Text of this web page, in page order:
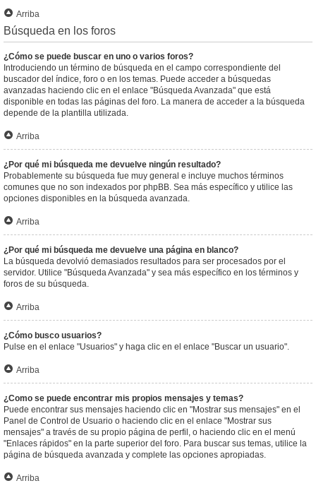
Arriba
Búsqueda en los foros
¿Cómo se puede buscar en uno o varios foros?
Introduciendo un término de búsqueda en el campo correspondiente del
buscador del índice, foro o en los temas. Puede acceder a búsquedas
avanzadas haciendo clic en el enlace "Búsqueda Avanzada" que está
disponible en todas las páginas del foro. La manera de acceder a la búsqueda
depende de la plantilla utilizada.
Arriba
¿Por qué mi búsqueda me devuelve ningún resultado?
Probablemente su búsqueda fue muy general e incluye muchos términos
comunes que no son indexados por phpBB. Sea más específico y utilice las
opciones disponibles en la búsqueda avanzada.
Arriba
¿Por qué mi búsqueda me devuelve una página en blanco?
La búsqueda devolvió demasiados resultados para ser procesados por el
servidor. Utilice "Búsqueda Avanzada" y sea más específico en los términos y
foros de su búsqueda.
Arriba
¿Cómo busco usuarios?
Pulse en el enlace "Usuarios" y haga clic en el enlace "Buscar un usuario".
Arriba
¿Como se puede encontrar mis propios mensajes y temas?
Puede encontrar sus mensajes haciendo clic en "Mostrar sus mensajes" en el
Panel de Control de Usuario o haciendo clic en el enlace "Mostrar sus
mensajes" a través de su propio página de perfil, o haciendo clic en el menú
"Enlaces rápidos" en la parte superior del foro. Para buscar sus temas, utilice la
página de búsqueda avanzada y complete las opciones apropiadas.
Arriba